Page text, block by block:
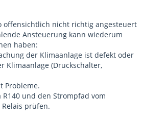
offensichtlich nicht richtig angesteuert
Ansteuerung kann wiederum
haben:
der Klimaanlage ist defekt oder
Klimaanlage (Druckschalter,
Probleme.
R140 und den Strompfad vom
prüfen.